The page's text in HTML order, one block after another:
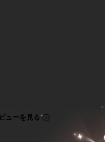
ューを見る